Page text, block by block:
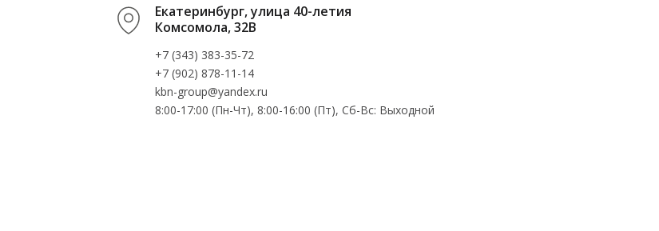
Екатеринбург, улица 40-летия
Комсомола, 32В
+7 (343) 383-35-72
+7 (902) 878-11-14
kbn-group@yandex.ru
8:00-17:00 (Пн-Чт), 8:00-16:00 (Пт), Cб-Вс: Выходной